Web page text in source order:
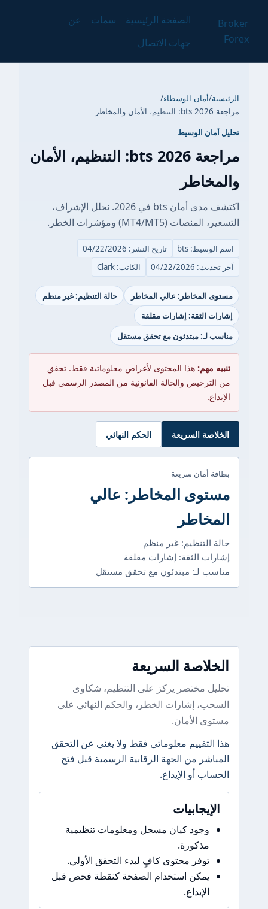
Broker
Forex
الصفحة الرئيسية سمات
عن
جهات الاتصال
الرئيسية/أمان الوسطاء/
مراجعة bts 2026: التنظيم، الأمان والمخاطر
تحليل أمان الوسيط
مراجعة bts 2026: التنظيم، الأمان
والمخاطر
اكتشف مدى أمان bts في 2026. نحلل الإشراف،
التسعير، المنصات (MT4/MT5) ومؤشرات الخطر.
اسم الوسيط: bts
تاريخ النشر: 04/22/2026
آخر تحديث: 04/22/2026
الكاتب: Clark
مستوى المخاطر: عالي المخاطر
حالة التنظيم: غير منظم
إشارات الثقة: إشارات مقلقة
مناسب لـ: مبتدئون مع تحقق مستقل
تنبيه مهم: هذا المحتوى لأغراض معلوماتية فقط. تحقق
من الترخيص والحالة القانونية من المصدر الرسمي قبل
الإيداع.
الخلاصة السريعة الحكم النهائي
بطاقة أمان سريعة
مستوى المخاطر: عالي
المخاطر
حالة التنظيم: غير منظم
إشارات الثقة: إشارات مقلقة
مناسب لـ: مبتدئون مع تحقق مستقل
الخلاصة السريعة
تحليل مختصر يركز على التنظيم، شكاوى
السحب، إشارات الخطر، والحكم النهائي على
مستوى الأمان.
هذا التقييم معلوماتي فقط ولا يغني عن التحقق
المباشر من الجهة الرقابية الرسمية قبل فتح
الحساب أو الإيداع.
الإيجابيات
وجود كيان مسجل ومعلومات تنظيمية
مذكورة.
توفر محتوى كافٍ لبدء التحقق الأولي.
يمكن استخدام الصفحة كنقطة فحص قبل
الإيداع.